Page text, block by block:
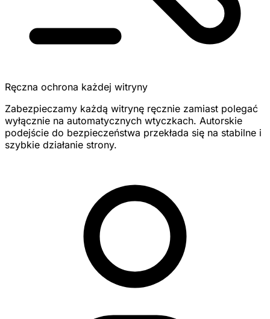
Ręczna ochrona każdej witryny
Zabezpieczamy każdą witrynę ręcznie zamiast polegać
wyłącznie na automatycznych wtyczkach. Autorskie
podejście do bezpieczeństwa przekłada się na stabilne i
szybkie działanie strony.